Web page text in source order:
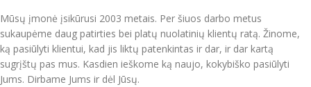
subtilus aromatas vėl skleisis. Pats
žiedas turi savyje eterinio aliejaus,
reikia jį tik papurtyti ir kvapas
suintensyvėja.
Mūsų įmonė įsikūrusi 2003 metais. Per šiuos darbo metus
sukaupėme daug patirties bei platų nuolatinių klientų ratą. Žinome,
ką pasiūlyti klientui, kad jis liktų patenkintas ir dar, ir dar kartą
sugrįštų pas mus. Kasdien ieškome ką naujo, kokybiško pasiūlyti
Jums. Dirbame Jums ir dėl Jūsų.